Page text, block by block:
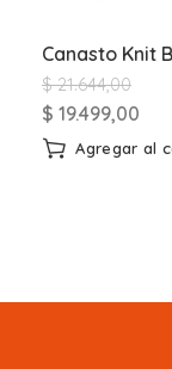
Canasto Knit
$21.644,00
$ 19.499,00
Agregar al